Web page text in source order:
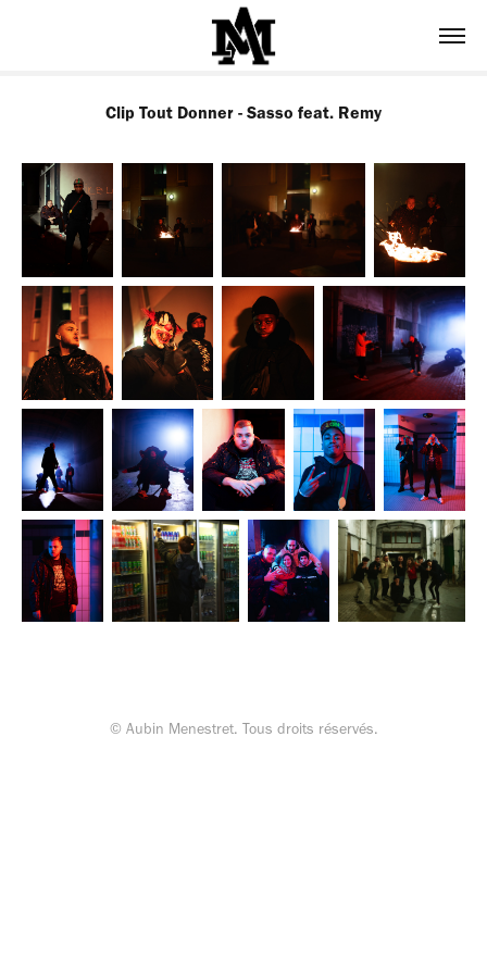
Clip Tout Donner - Sasso feat. Remy
© Aubin Menestret. Tous droits réservés.